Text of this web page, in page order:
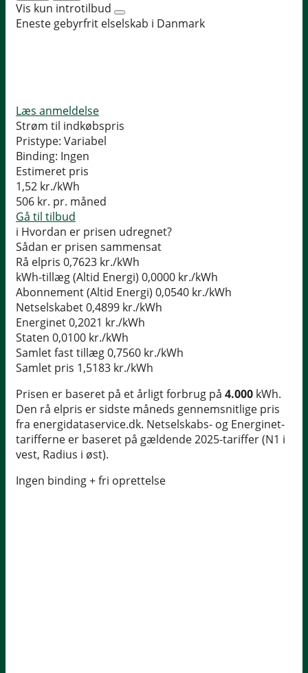
Vis kun introtilbud
Eneste gebyrfrit elselskab i Danmark
Læs anmeldelse
Strøm til indkøbspris
Pristype: Variabel
Binding: Ingen
Estimeret pris
1,52 kr./kWh
506 kr. pr. måned
Gå til tilbud
i Hvordan er prisen udregnet?
Sådan er prisen sammensat
Rå elpris 0,7623 kr./kWh
kWh-tillæg (Altid Energi) 0,0000 kr./kWh
Abonnement (Altid Energi) 0,0540 kr./kWh
Netselskabet0,4899 kr./kWh
Energinet0,2021 kr./kWh
Staten 0,0100 kr./kWh
Samlet fast tillæg0,7560 kr./kWh
Samlet pris 1,5183 kr./kWh
Prisen er baseret på et årligt forbrug på 4.000 kWh.
Den rå elpris er sidste måneds gennemsnitlige pris
fra energidataservice.dk. Netselskabs- og Energinet-
tarifferne er baseret på gældende 2025-tariffer (N1 i
vest, Radius i øst).
Ingen binding + fri oprettelse